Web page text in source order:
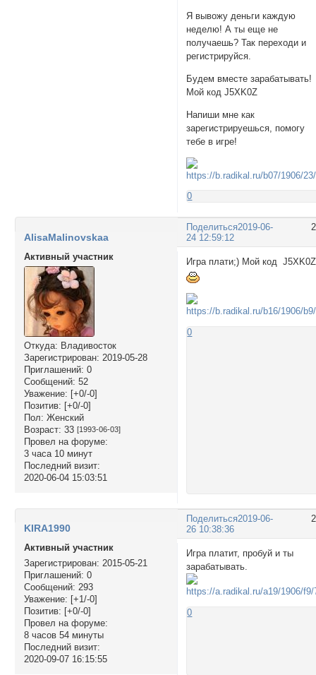
Я вывожу деньги каждую
неделю! А ты еще не
получаешь? Так переходи и
регистрируйся.
Будем вместе зарабатывать!
Мой код J5XK0Z
Напиши мне как
зарегистрируешься, помогу
тебе в игре!
0
Поделиться2019-06-
24 12:59:12
AlisaMalinovskaa
Активный участник
Откуда: Владивосток
Зарегистрирован: 2019-05-28
Приглашений: 0
Сообщений: 52
Уважение: [+0/-0]
Позитив: [+0/-0]
Пол: Женский
Возраст: 33 [1993-06-03]
Провел на форуме:
3 часа 10 минут
Последний визит:
2020-06-04 15:03:51
Игра плати;) Мой код J5XK0Z
0
Поделиться2019-06-
26 10:38:36
KIRA1990
Активный участник
Зарегистрирован: 2015-05-21
Приглашений: 0
Сообщений: 293
Уважение: [+1/-0]
Позитив: [+0/-0]
Провел на форуме:
8 часов 54 минуты
Последний визит:
2020-09-07 16:15:55
Игра платит, пробуй и ты
зарабатывать.
0